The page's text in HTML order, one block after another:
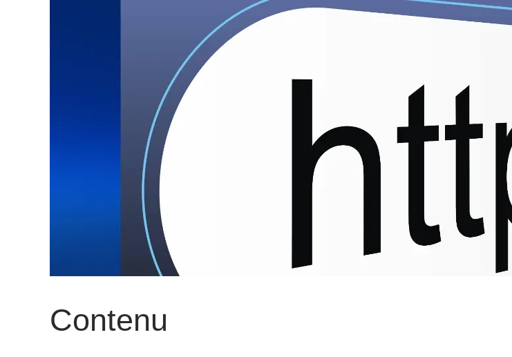
Contenu